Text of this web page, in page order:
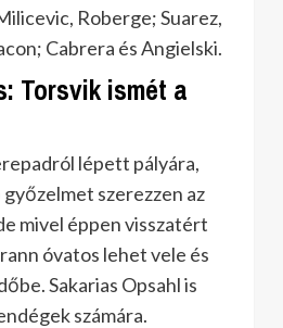
Roberge; Suarez,
Cabrera és Angielski.
Torsvik ismét a
lépett pályára,
szerezzen az
mivel éppen visszatért
óvatos lehet vele és
Sakarias Opsahl is
számára.